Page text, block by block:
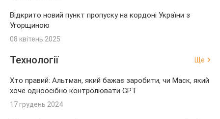
Відкрито новий пункт пропуску на кордоні України з
Угорщиною
08 квітень 2025
Технології Ще
Хто правий: Альтман, який бажає заробити, чи Маск, який
хоче одноосібно контролювати GPT
17 грудень 2024